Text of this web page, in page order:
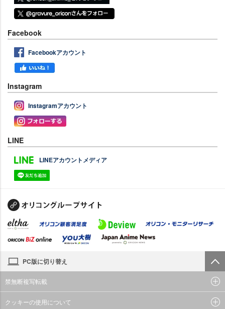
Facebook
Facebookアカウント
Instagram
Instagramアカウント
LINE
LINEアカウントメディア
PC版に切り替え
禁無断複写転載
クッキーの使用について